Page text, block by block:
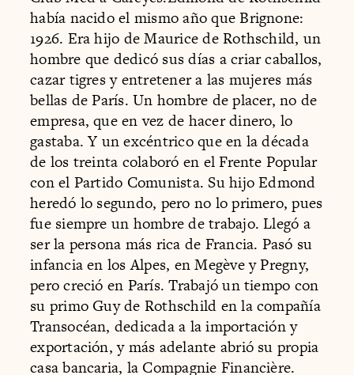
había nacido el mismo año que Brignone:
1926. Era hijo de Maurice de Rothschild, un
hombre que dedicó sus días a criar caballos,
cazar tigres y entretener a las mujeres más
bellas de París. Un hombre de placer, no de
empresa, que en vez de hacer dinero, lo
gastaba. Y un excéntrico que en la década
de los treinta colaboró en el Frente Popular
con el Partido Comunista. Su hijo Edmond
heredó lo segundo, pero no lo primero, pues
fue siempre un hombre de trabajo. Llegó a
ser la persona más rica de Francia. Pasó su
infancia en los Alpes, en Megève y Pregny,
pero creció en París. Trabajó un tiempo con
su primo Guy de Rothschild en la compañía
Transocéan, dedicada a la importación y
exportación, y más adelante abrió su propia
casa bancaria, la Compagnie Financière.